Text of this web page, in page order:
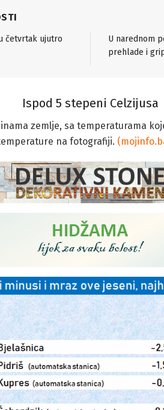
četvrtak ujutro
U narednom
prehlade i
Ispod 5 stepeni Celzijusa
zemlje, sa temperaturama
na fotografiji.